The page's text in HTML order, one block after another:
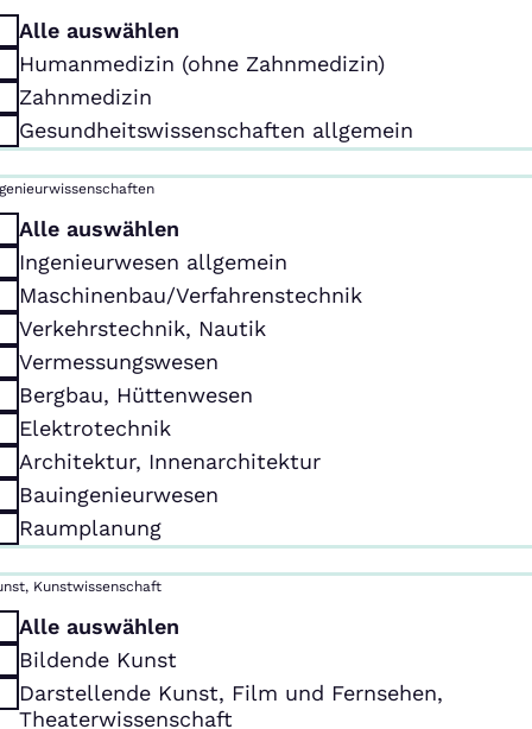
Alle auswählen
Humanmedizin (ohne Zahnmedizin)
Zahnmedizin
Gesundheitswissenschaften allgemein
Alle auswählen
Ingenieurwesen allgemein
Maschinenbau/Verfahrenstechnik
Verkehrstechnik, Nautik
Vermessungswesen
Bergbau, Hüttenwesen
Elektrotechnik
Architektur, Innenarchitektur
Bauingenieurwesen
Raumplanung
Kunstwissenschaft
Alle auswählen
Bildende Kunst
Darstellende Kunst, Film und Fernsehen,
Theaterwissenschaft